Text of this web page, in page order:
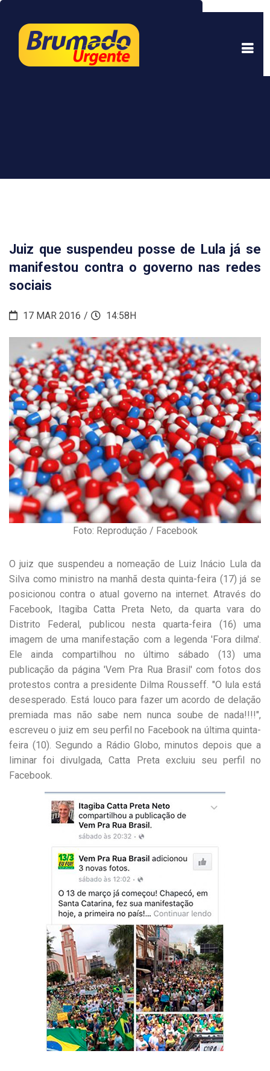
experiência. Ao continuar a navegar, você está
de acordo com isso.Saber mais.
Juiz que suspendeu posse de Lula já se
manifestou contra o governo nas redes
sociais
17 MAR 2016 14:58H
Foto: Reprodução / Facebook
O juiz que suspendeu a nomeação de Luiz Inácio Lula da
Silva como ministro na manhã desta quinta-feira (17) já se
posicionou contra o atual governo na internet. Através do
Facebook, Itagiba Catta Preta Neto, da quarta vara do
Distrito Federal, publicou nesta quarta-feira (16) uma
imagem de uma manifestação com a legenda 'Fora dilma'.
Ele ainda compartilhou no último sábado (13) uma
publicação da página 'Vem Pra Rua Brasil' com fotos dos
protestos contra a presidente Dilma Rousseff. "O lula está
desesperado. Está louco para fazer um acordo de delação
premiada mas não sabe nem nunca soube de nada!!!!",
escreveu o juiz em seu perfil no Facebook na última quinta-
feira (10). Segundo a Rádio Globo, minutos depois que a
liminar foi divulgada, Catta Preta excluiu seu perfil no
Facebook.